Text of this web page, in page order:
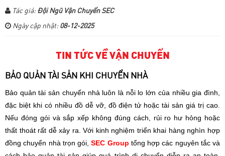
Tác giả:Đội Ngũ Vận Chuyển SEC
Ngày cập nhật:08-12-2025
TIN TỨC VỀ VẬN CHUYỂN
BẢO QUẢN TÀI SẢN KHI CHUYỂN NHÀ
Bảo quản tài sản chuyển nhà luôn là nỗi lo lớn của nhiều gia đình,
đặc biệt khi có nhiều đồ dễ vỡ, đồ điện tử hoặc tài sản giá trị cao.
Nếu đóng gói và sắp xếp không đúng cách, rủi ro hư hỏng hoặc
thất thoát rất dễ xảy ra. Với kinh nghiệm triển khai hàng nghìn hợp
đồng chuyển nhà trọn gói,SEC Group tổng hợp các nguyên tắc và